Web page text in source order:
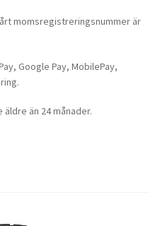
momsregistreringsnummer är
Google Pay, MobilePay,
än 24 månader.